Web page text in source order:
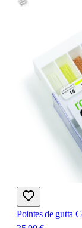
Pointes de gutta